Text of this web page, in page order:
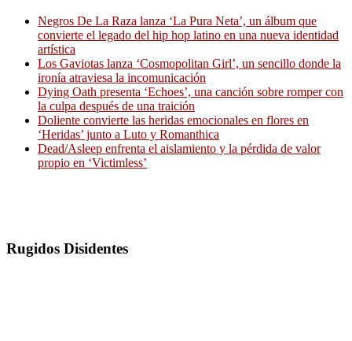
Negros De La Raza lanza ‘La Pura Neta’, un álbum que
convierte el legado del hip hop latino en una nueva identidad
artística
Los Gaviotas lanza ‘Cosmopolitan Girl’, un sencillo donde la
ironía atraviesa la incomunicación
Dying Oath presenta ‘Echoes’, una canción sobre romper con
la culpa después de una traición
Doliente convierte las heridas emocionales en flores en
‘Heridas’ junto a Luto y Romanthica
Dead/Asleep enfrenta el aislamiento y la pérdida de valor
propio en ‘Victimless’
Rugidos Disidentes